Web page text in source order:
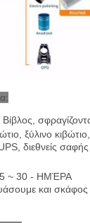
ξύλινο
διεθνείς
5 ~ 30 - ΗΜΈΡΑ
και